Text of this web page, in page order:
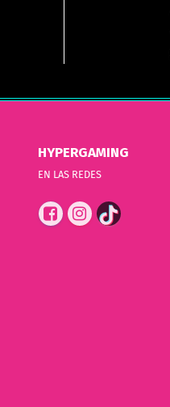
HYPERGAMING
EN LAS REDES